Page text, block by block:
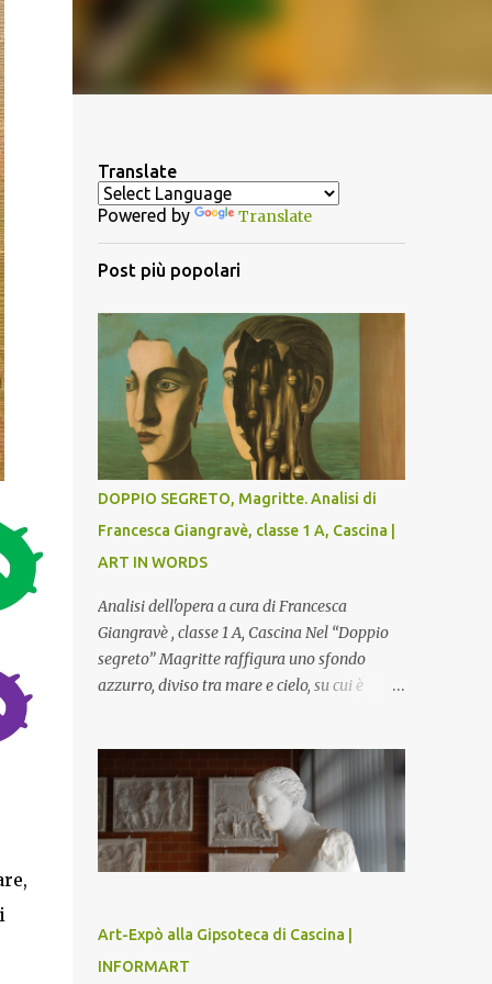
Translate
Powered by Translate
Post più popolari
DOPPIO SEGRETO, Magritte. Analisi di
Francesca Giangravè, classe 1 A, Cascina |
ART IN WORDS
Analisi dell'opera a cura di Francesca
Giangravè , classe 1 A, Cascina Nel “Doppio
segreto” Magritte raffigura uno sfondo
azzurro, diviso tra mare e cielo, su cui è
testa è quasi uno strappo o un taglio, scopre
sulla destra l’interno del corpo: non organi
umani, ma una materia metallica, fatta di
cilindri e sfere, un motivo che Magritte
propone frequentemente nelle sue opere,
minaccioso, come se si trattasse di un
qualcosa di malinconico, sia per il colore che
per la consistenza del materiale. L’enigma
Art-Expò alla Gipsoteca di Cascina |
INFORMART